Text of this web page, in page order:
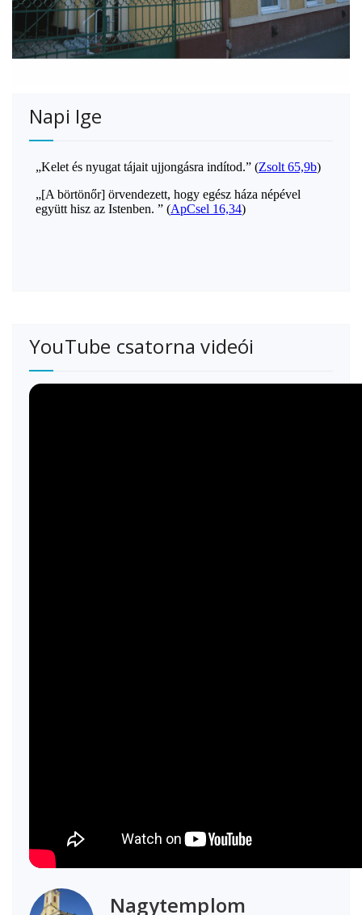
Napi Ige
YouTube csatorna videói
Nagytemplom